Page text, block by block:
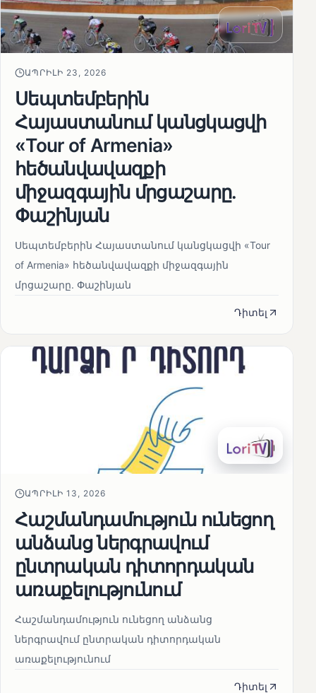
ԱՊՐԻԼԻ 23, 2026
Սեպտեմբերին
Հայաստանում կանցկացվի
«Tour of Armenia»
հեծանվավազքի
միջազգային մրցաշարը.
Փաշինյան
Սեպտեմբերին Հայաստանում կանցկացվի «Tour
of Armenia» հեծանվավազքի միջազգային
մրցաշարը. Փաշինյան
Դիտել
ԱՊՐԻԼԻ 13, 2026
Հաշմանդամություն ունեցող
անձանց ներգրավում
ընտրական դիտորդական
առաքելությունում
Հաշմանդամություն ունեցող անձանց
ներգրավում ընտրական դիտորդական
առաքելությունում
Դիտել